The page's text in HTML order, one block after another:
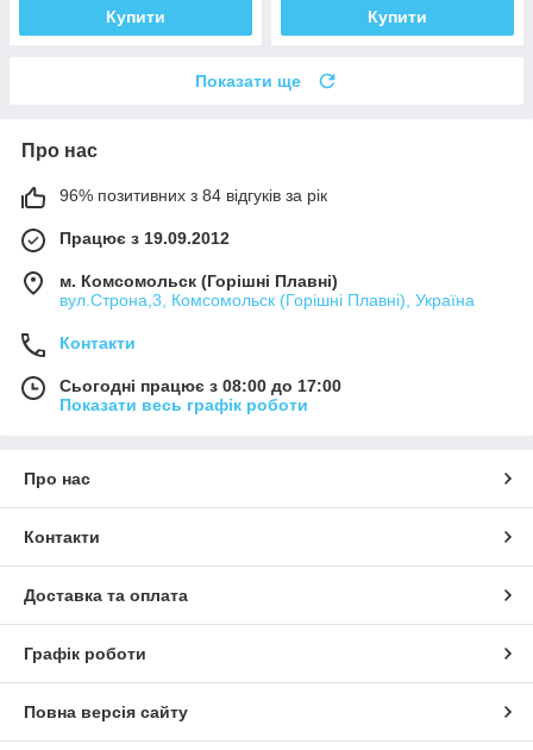
Купити Купити
Показати ще
Про нас
96% позитивних з 84 відгуків за рік
Працює з 19.09.2012
м. Комсомольск (Горішні Плавні)
вул.Строна,3, Комсомольск (Горішні Плавні), Україна
Контакти
Сьогодні працює з 08:00 до 17:00
Показати весь графік роботи
Про нас
Контакти
Доставка та оплата
Графік роботи
Повна версія сайту